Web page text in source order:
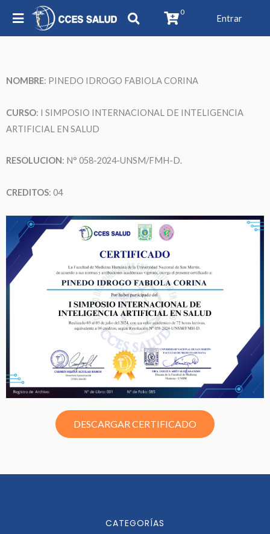
0
Entrar
NOMBRE: PINEDO IDROGO FABIOLA CORINA
CURSO: I SIMPOSIO INTERNACIONAL DE INTELIGENCIA
ARTIFICIAL EN SALUD
RESOLUCION: N° 058-2024-UNSM/FMH-D.
CREDITOS: 04
DESCARGAR CERTIFICADO
CATEGORÍAS